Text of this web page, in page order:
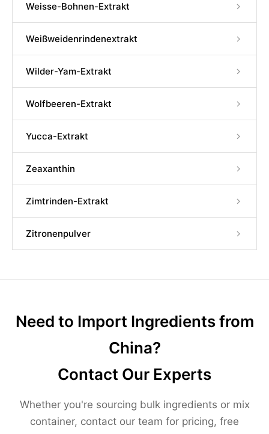
Weisse-Bohnen-Extrakt
Weißweidenrindenextrakt
Wilder-Yam-Extrakt
Wolfbeeren-Extrakt
Yucca-Extrakt
Zeaxanthin
Zimtrinden-Extrakt
Zitronenpulver
Need to Import Ingredients from
China?
Contact Our Experts
Whether you're sourcing bulk ingredients or mix
container, contact our team for pricing, free